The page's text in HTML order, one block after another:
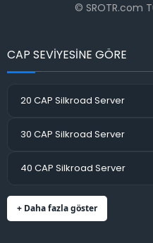
© SROTR.com
CAP SEVİYESİNE GÖRE
20 CAP Silkroad Server
30 CAP Silkroad Server
40 CAP Silkroad Server
+ Daha fazla göster